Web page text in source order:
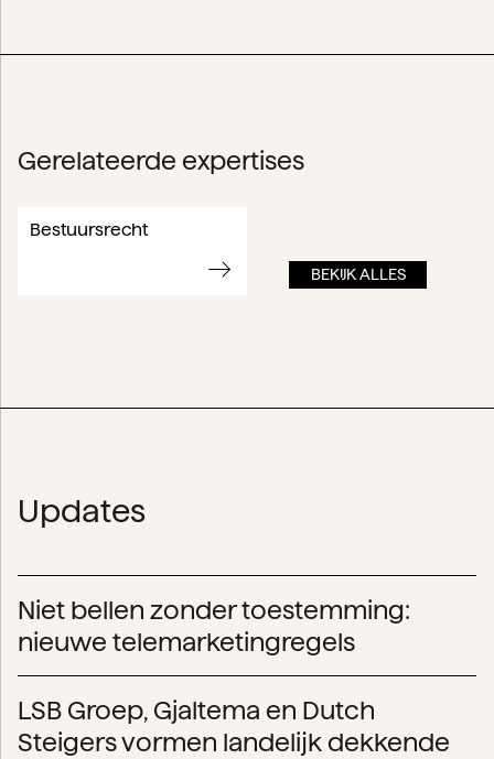
Gerelateerde expertises
Bestuursrecht
BEKIJK ALLES
Updates
Niet bellen zonder toestemming:
nieuwe telemarketingregels
LSB Groep, Gjaltema en Dutch
Steigers vormen landelijk dekkende